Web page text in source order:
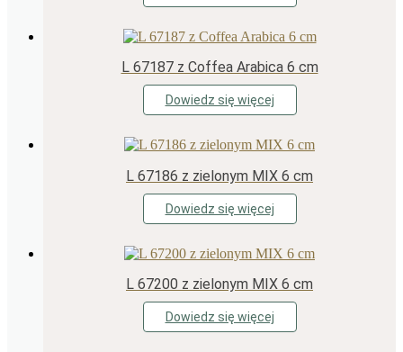
L 67187 z Coffea Arabica 6 cm
Dowiedz się więcej
L 67186 z zielonym MIX 6 cm
Dowiedz się więcej
L 67200 z zielonym MIX 6 cm
Dowiedz się więcej